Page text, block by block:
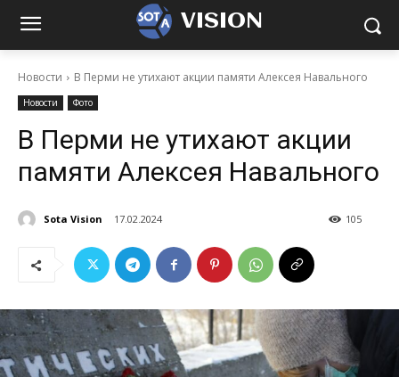
VISION
Новости В Перми не утихают акции памяти Алексея Навального
Новости Фото
В Перми не утихают акции
памяти Алексея Навального
Sota Vision 17.02.2024 105